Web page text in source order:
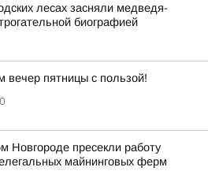
лесах засняли медведя-
биографией
вечер пятницы с пользой!
Новгороде пресекли работу
майнинговых ферм